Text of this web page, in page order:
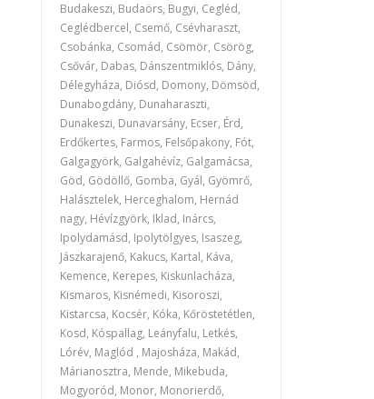
Budakeszi, Budaörs, Bugyi, Cegléd,
Ceglédbercel, Csemő, Csévharaszt,
Csobánka, Csomád, Csömör, Csörög,
Csővár, Dabas, Dánszentmiklós, Dány,
Délegyháza, Diósd, Domony, Dömsöd,
Dunabogdány, Dunaharaszti,
Dunakeszi, Dunavarsány, Ecser, Érd,
Erdőkertes, Farmos, Felsőpakony, Fót,
Galgagyörk, Galgahévíz, Galgamácsa,
Göd, Gödöllő, Gomba, Gyál, Gyömrő,
Halásztelek, Herceghalom, Hernád
nagy, Hévízgyörk, Iklad, Inárcs,
Ipolydamásd, Ipolytölgyes, Isaszeg,
Jászkarajenő, Kakucs, Kartal, Káva,
Kemence, Kerepes, Kiskunlacháza,
Kismaros, Kisnémedi, Kisoroszi,
Kistarcsa, Kocsér, Kóka, Kőröstetétlen,
Kosd, Kóspallag, Leányfalu, Letkés,
Lórév, Maglód , Majosháza, Makád,
Márianosztra, Mende, Mikebuda,
Mogyoród, Monor, Monorierdő,